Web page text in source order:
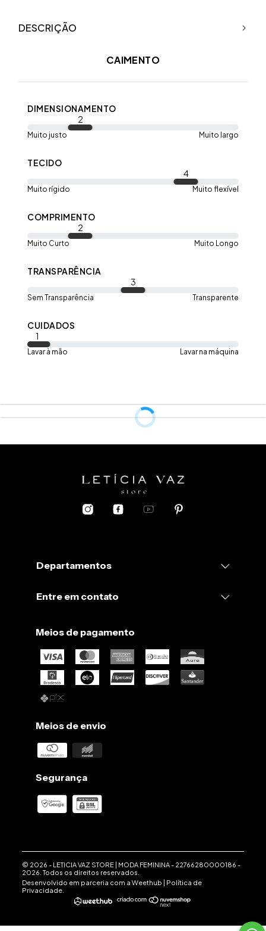
DESCRIÇÃO
Medidas detalhadas:
repouso, sem considerar o corpo ou esticado
M/G: as medidas abaixo são medidas da peça em
CAIMENTO
DIMENSIONAMENTO
2
Muito justo Muito largo
TECIDO
4
Muito rígido Muito flexível
COMPRIMENTO
2
Muito Curto Muito Longo
TRANSPARÊNCIA
3
Sem Transparência Transparente
CUIDADOS
1
Lavar à mão Lavar na máquina
Departamentos
Entre em contato
Meios de pagamento
Meios de envio
Segurança
© 2026 - LETICIA VAZ STORE | MODA FEMININA- 22766280000186 -
2026. Todos os direitos reservados.
Desenvolvido em parceria com aWeethub
Política de
Privacidade